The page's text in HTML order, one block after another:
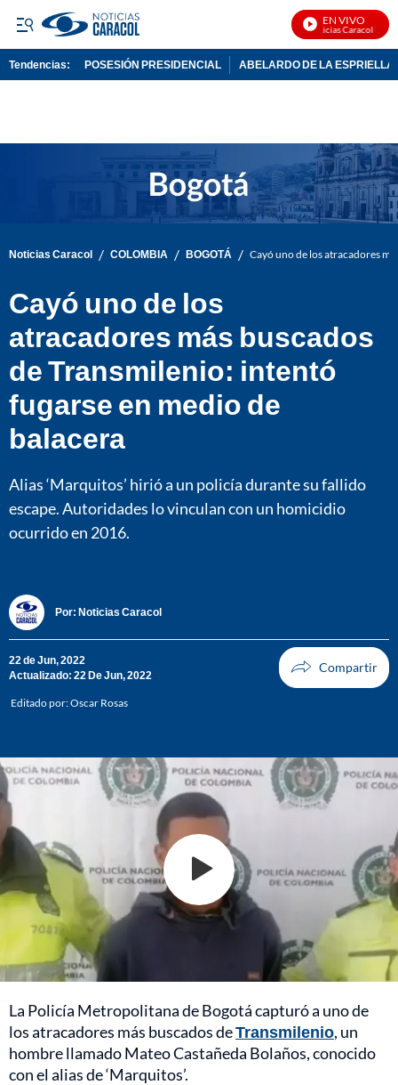
EN VIVO
Noticias Caracol En
Tendencias: POSESIÓN PRESIDENCIAL ABELARDO DE LA ESPRIELLA
Noticias Caracol / COLOMBIA / BOGOTÁ / Cayó uno de los atracadores
Cayó uno de los
atracadores más buscados
de Transmilenio: intentó
fugarse en medio de
balacera
Alias ‘Marquitos’ hirió a un policía durante su fallido
escape. Autoridades lo vinculan con un homicidio
ocurrido en 2016.
Por: Noticias Caracol
22 de Jun, 2022
Actualizado: 22 De Jun, 2022
Editado por:Oscar Rosas
La Policía Metropolitana de Bogotá capturó a uno de
los atracadores más buscados deTransmilenio, un
hombre llamado Mateo Castañeda Bolaños, conocido
con el alias de ‘Marquitos’.